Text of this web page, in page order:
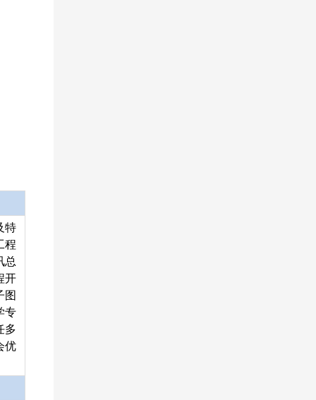
特
程
总
开
图
专
多
优